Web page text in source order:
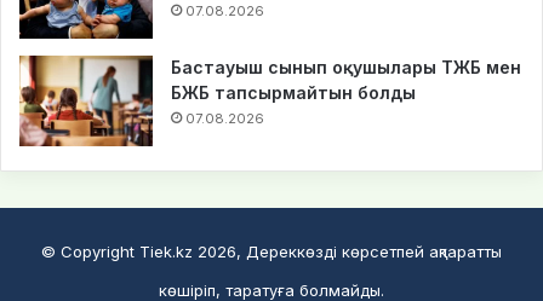
07.08.2026
Бастауыш сынып оқушылары ТЖБ мен
БЖБ тапсырмайтын болды
07.08.2026
© Copyright Tiek.kz 2026, Дереккөзді көрсетпей ақпаратты
көшіріп, таратуға болмайды.